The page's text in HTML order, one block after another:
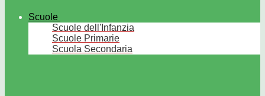
Scuole
Scuole dell'Infanzia
Scuole Primarie
Scuola Secondaria